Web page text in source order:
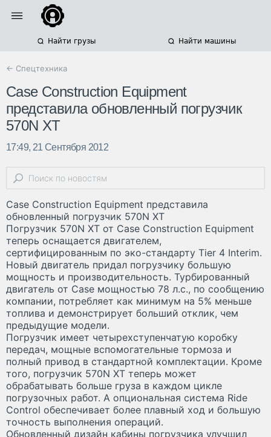
Найти грузы Найти машины
← Спецтехника
Case Construction Equipment
представила обновленный погрузчик
570N XT
17:49, 21 Сентября 2012
Case Construction Equipment представила
обновленный погрузчик 570N XT
Погрузчик 570N XT от Case Construction Equipment
теперь оснащается двигателем,
сертифицированным по эко-стандарту Tier 4 Interim.
Новый двигатель придал погрузчику большую
мощность и производительность. Турбированный
двигатель от Case мощностью 78 л.с., по сообщению
компании, потребляет как минимум на 5% меньше
топлива и демонстрирует больший отклик, чем
предыдущие модели.
Погрузчик имеет четырехступенчатую коробку
передач, мощные вспомогательные тормоза и
полный привод в стандартной комплектации. Кроме
того, погрузчик 570N XT теперь может
обрабатывать больше груза в каждом цикле
погрузочных работ. А опциональная система Ride
Control обеспечивает более плавный ход и большую
точность выполнения операций.
Обновленный дизайн кабины погрузчика улучшил